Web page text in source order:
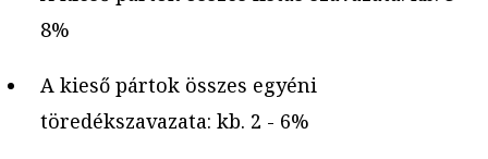
8%
A kieső pártok összes egyéni
töredékszavazata: kb. 2 - 6%